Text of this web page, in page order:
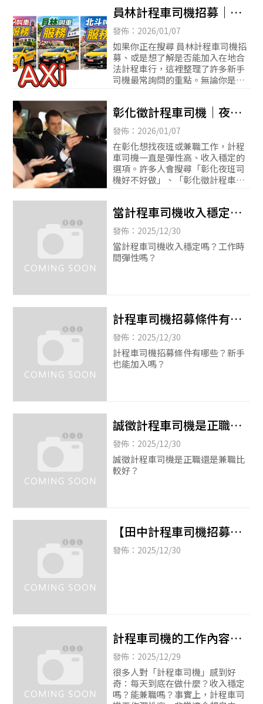
內容、條件、收入方式
員林計程車司機招募｜免
經驗培訓・彈性排班｜金
鑽瘋計程車
發佈：2026/01/07
如果你正在搜尋 員林計程車司機招
募、或是想了解是否能加入在地合
法計程車行，這裡整理了許多新手
司機最常詢問的重點。無論你是想
作內容與條件，再決
彰化徵計程車司機｜夜
班、兼職、全職皆可｜彈
性接單說明
發佈：2026/01/07
在彰化想找夜班或兼職工作，計程
車司機一直是彈性高、收入穩定的
選項。許多人會搜尋「彰化夜班司
機好不好做」、「彰化徵計程車司
讓你快速了解是否適合
當計程車司機收入穩定
嗎？工作時間彈性嗎？|計
程車收入|彰化計程車司機|
誠徵計程車司機|
發佈：2025/12/30
當計程車司機收入穩定嗎？工作時
間彈性嗎？
計程車司機招募條件有哪
些？新手也能加入嗎？|計
程車司機招募|彰化計程車
司機|
發佈：2025/12/30
計程車司機招募條件有哪些？新手
也能加入嗎？
誠徵計程車司機是正職還
是兼職比較好？|計程車司
機招募|二水計程車司機|
發佈：2025/12/30
誠徵計程車司機是正職還是兼職比
較好？
【田中計程車司機招募】
金鑽瘋計程車｜兼職、新
發佈：2025/12/30
計程車司機的工作內容是
什麼？適合兼職還是全
職？|兼職計程車司機|全職
計程車司機|
發佈：2025/12/29
很多人對「計程車司機」感到好
奇：每天到底在做什麼？收入穩定
嗎？能兼職嗎？事實上，計程車司